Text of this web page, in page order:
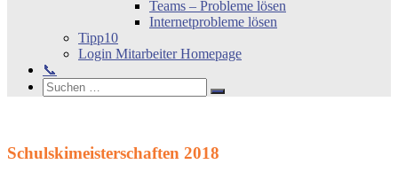
Teams – Probleme lösen
Internetprobleme lösen
Tipp10
Login Mitarbeiter Homepage
📞
Search
Suchen
nach:
Suchen
Schulskimeisterschaften 2018